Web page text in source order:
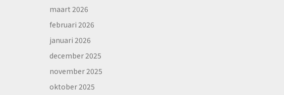
maart 2026
februari 2026
januari 2026
december 2025
november 2025
oktober 2025